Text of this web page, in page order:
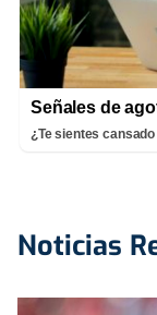
Señales de
¿Te sientes
Noticias